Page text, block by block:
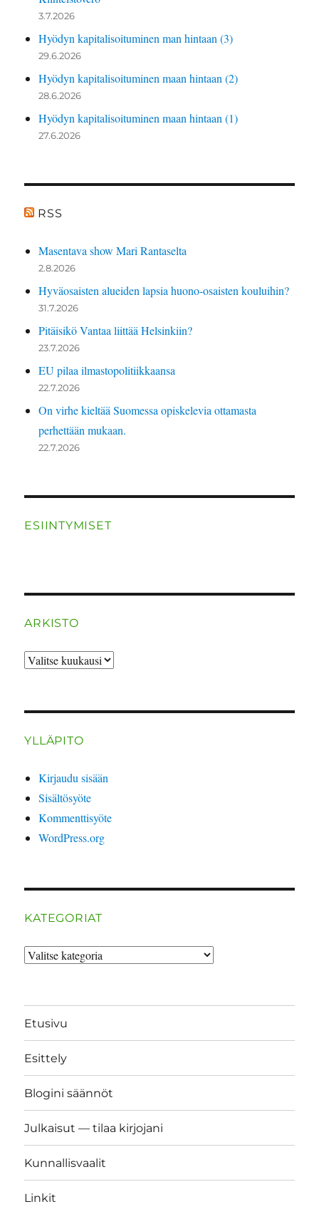
3.7.2026
Hyödyn kapitalisoituminen man hintaan (3)
29.6.2026
Hyödyn kapitalisoituminen maan hintaan (2)
28.6.2026
Hyödyn kapitalisoituminen maan hintaan (1)
27.6.2026
RSS
Masentava show Mari Rantaselta
2.8.2026
Hyväosaisten alueiden lapsia huono-osaisten kouluihin?
31.7.2026
Pitäisikö Vantaa liittää Helsinkiin?
23.7.2026
EU pilaa ilmastopolitiikkaansa
22.7.2026
On virhe kieltää Suomessa opiskelevia ottamasta
perhettään mukaan.
22.7.2026
ESIINTYMISET
ARKISTO
ARKISTO
YLLÄPITO
Kirjaudu sisään
Sisältösyöte
Kommenttisyöte
WordPress.org
KATEGORIAT
Kategoriat
Etusivu
Esittely
Blogini säännöt
Julkaisut — tilaa kirjojani
Kunnallisvaalit
Linkit